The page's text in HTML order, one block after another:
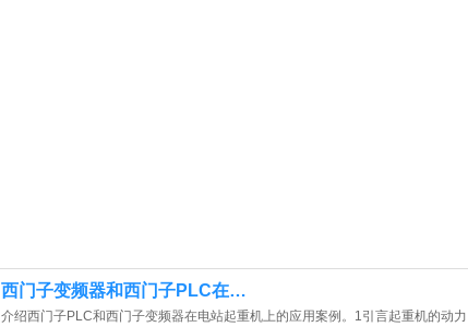
西门子变频器和西门子PLC在…
介绍西门子PLC和西门子变频器在电站起重机上的应用案例。1引言起重机的动